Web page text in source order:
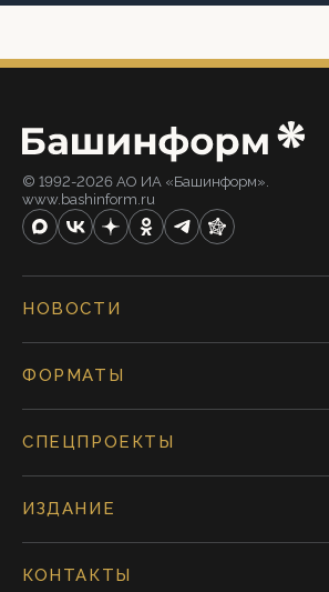
© 1992-2026 АО ИА «Башинформ».
www.bashinform.ru
НОВОСТИ
ФОРМАТЫ
СПЕЦПРОЕКТЫ
ИЗДАНИЕ
КОНТАКТЫ